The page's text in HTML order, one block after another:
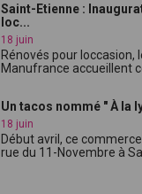
Saint-Etienne :
loc...
18 juin
Rénovés pour loccasion,
Manufrance accueillent
Un tacos nommé " À la
18 juin
Début avril, ce
rue du 11-Novembre à